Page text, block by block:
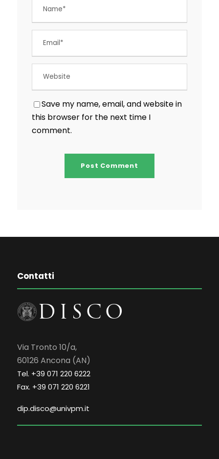
Save my name, email, and website in
this browser for the next time I
comment.
Contatti
Via Tronto 10/a,
60126 Ancona (AN)
Tel. +39 071 220 6222
Fax. +39 071 220 6221
dip.disco@univpm.it